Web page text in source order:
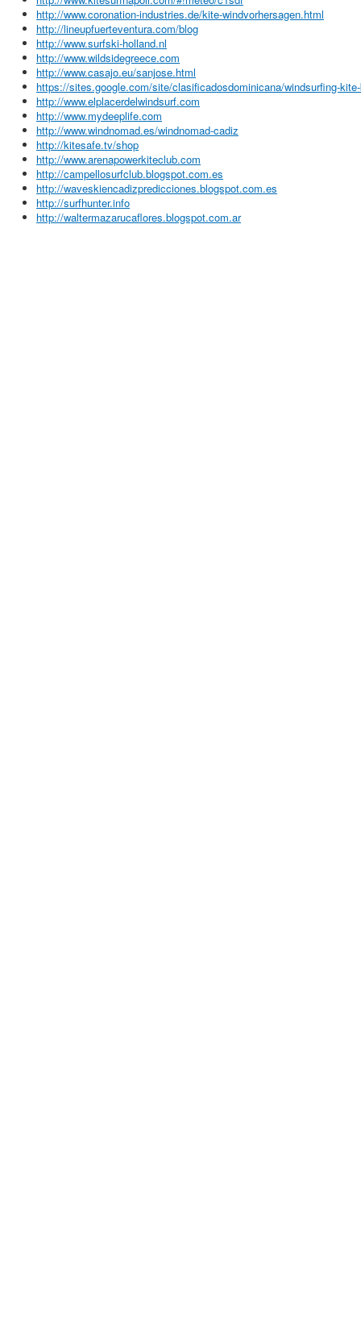
http://www.coronation-industries.de/kite-windvorhersagen.html
http://lineupfuerteventura.com/blog
http://www.surfski-holland.nl
http://www.wildsidegreece.com
http://www.casajo.eu/sanjose.html
https://sites.google.com/site/clasificadosdominicana/windsurfing-
http://www.elplacerdelwindsurf.com
http://www.mydeeplife.com
http://www.windnomad.es/windnomad-cadiz
http://kitesafe.tv/shop
http://www.arenapowerkiteclub.com
http://campellosurfclub.blogspot.com.es
http://waveskiencadizpredicciones.blogspot.com.es
http://surfhunter.info
http://waltermazarucaflores.blogspot.com.ar